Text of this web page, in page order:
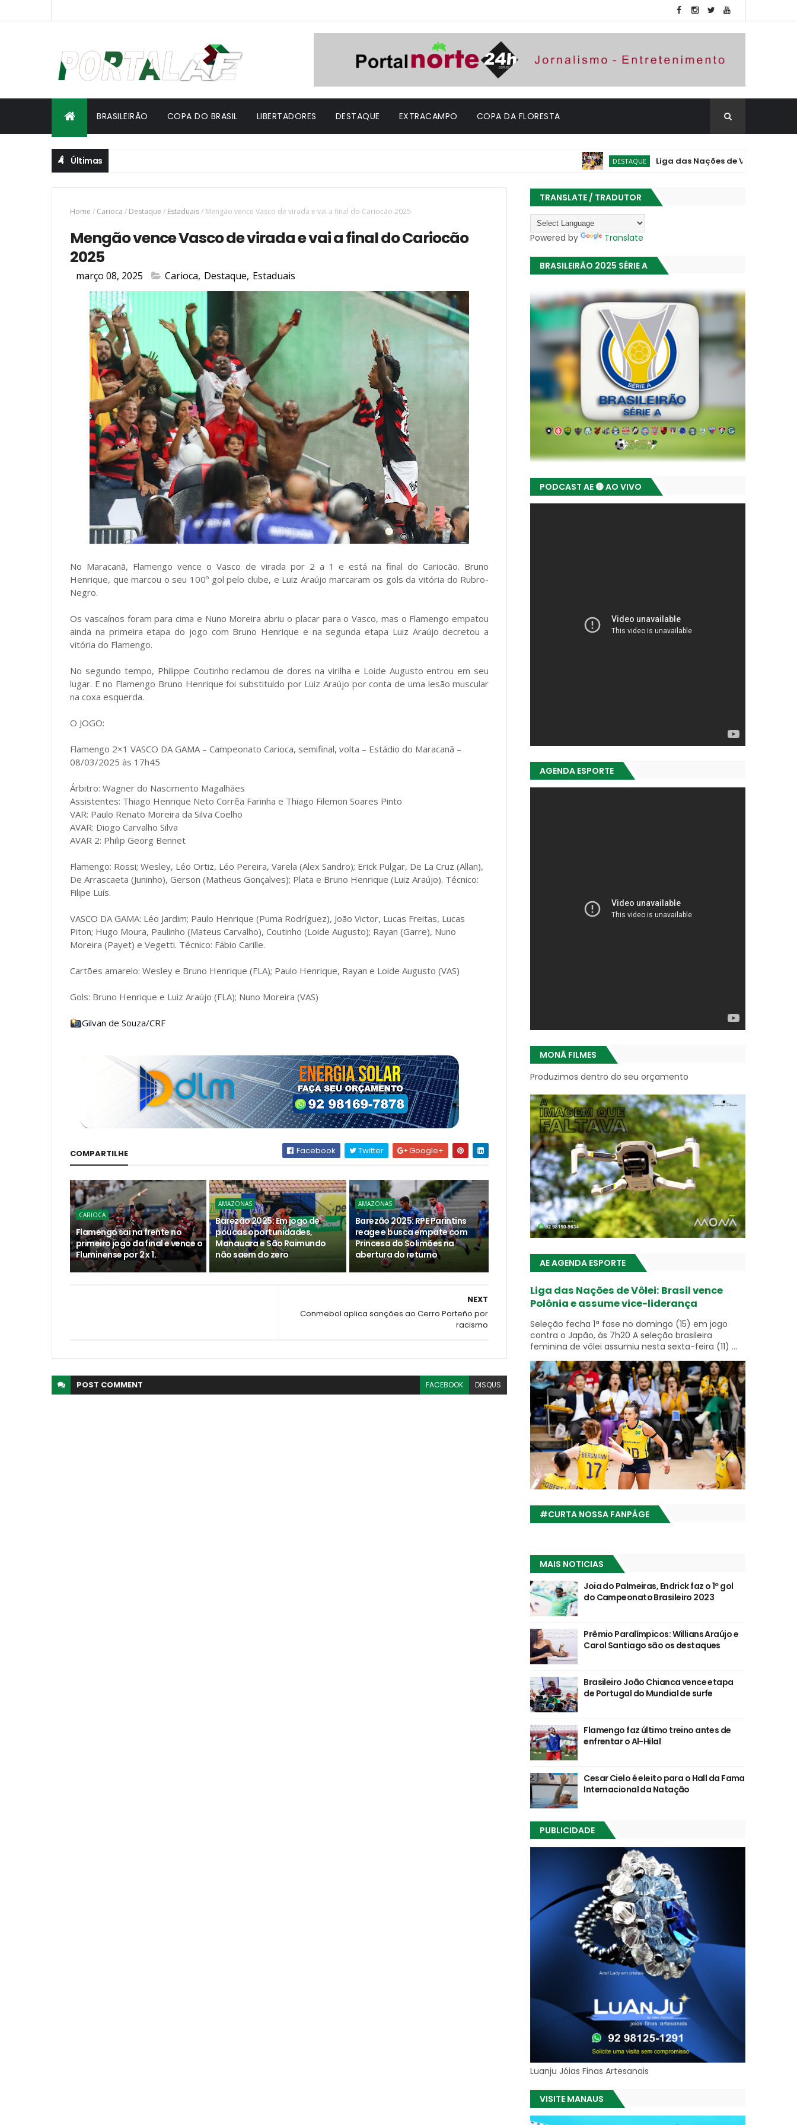
BRASILEIRÃO COPA DO BRASIL LIBERTADORES DESTAQUE EXTRACAMPO COPA DA FLORESTA
Últimas DESTAQUE Liga das Nações de Vôlei: Brasil vence
Home / Carioca / Destaque / Estaduais/ Mengão vence Vasco de virada e vai a final do Cariocão 2025
Mengão vence Vasco de virada e vai a final do Cariocão
2025
março 08, 2025 Carioca, Destaque, Estaduais
No Maracanã, Flamengo vence o Vasco de virada por 2 a 1 e está na final do Cariocão. Bruno
Henrique, que marcou o seu 100º gol pelo clube, e Luiz Araújo marcaram os gols da vitória do Rubro-
Negro.
Os vascaínos foram para cima e Nuno Moreira abriu o placar para o Vasco, mas o Flamengo empatou
ainda na primeira etapa do jogo com Bruno Henrique e na segunda etapa Luiz Araújo decretou a
vitória do Flamengo.
No segundo tempo, Philippe Coutinho reclamou de dores na virilha e Loide Augusto entrou em seu
lugar. E no Flamengo Bruno Henrique foi substituído por Luiz Araújo por conta de uma lesão muscular
na coxa esquerda.
O JOGO:
Flamengo 2×1 VASCO DA GAMA – Campeonato Carioca, semifinal, volta – Estádio do Maracanã –
08/03/2025 às 17h45
Árbitro: Wagner do Nascimento Magalhães
Assistentes: Thiago Henrique Neto Corrêa Farinha e Thiago Filemon Soares Pinto
VAR: Paulo Renato Moreira da Silva Coelho
AVAR: Diogo Carvalho Silva
AVAR 2: Philip Georg Bennet
Flamengo: Rossi; Wesley, Léo Ortiz, Léo Pereira, Varela (Alex Sandro); Erick Pulgar, De La Cruz (Allan),
De Arrascaeta (Juninho), Gerson (Matheus Gonçalves); Plata e Bruno Henrique (Luiz Araújo). Técnico:
Filipe Luís.
VASCO DA GAMA: Léo Jardim; Paulo Henrique (Puma Rodríguez), João Victor, Lucas Freitas, Lucas
Piton; Hugo Moura, Paulinho (Mateus Carvalho), Coutinho (Loide Augusto); Rayan (Garre), Nuno
Moreira (Payet) e Vegetti. Técnico: Fábio Carille.
Cartões amarelo: Wesley e Bruno Henrique (FLA); Paulo Henrique, Rayan e Loide Augusto (VAS)
Gols: Bruno Henrique e Luiz Araújo (FLA); Nuno Moreira (VAS)
Gilvan de Souza/CRF
COMPARTILHE Facebook Twitter Google+
CARIOCA
Flamengo sai na frente no
primeiro jogo da final e vence o
Fluminense por 2 x 1.
AMAZONAS
Barezão 2025: Em jogo de
poucas oportunidades,
Manauara e São Raimundo
não saem do zero
AMAZONAS
Barezão 2025: RPE Parintins
reage e busca empate com
Princesa do Solimões na
abertura do returno
NEXT
Conmebol aplica sanções ao Cerro Porteño por
racismo
POST COMMENT FACEBOOK DISQUS
TRANSLATE / TRADUTOR
Powered by Translate
BRASILEIRÃO 2025 SÉRIE A
PODCAST AE 🔴 AO VIVO
AGENDA ESPORTE
MONÃ FILMES
Produzimos dentro do seu orçamento
AE AGENDA ESPORTE
Liga das Nações de Vôlei: Brasil vence
Polônia e assume vice-liderança
Seleção fecha 1ª fase no domingo (15) em jogo
contra o Japão, às 7h20 A seleção brasileira
feminina de vôlei assumiu nesta sexta-feira (11) ...
#CURTA NOSSA FANPÁGE
MAIS NOTICIAS
Joia do Palmeiras, Endrick faz o 1º gol
do Campeonato Brasileiro 2023
Prêmio Paralímpicos: Willians Araújo e
Carol Santiago são os destaques
Brasileiro João Chianca vence etapa
de Portugal do Mundial de surfe
Flamengo faz último treino antes de
enfrentar o Al-Hilal
Cesar Cielo é eleito para o Hall da Fama
Internacional da Natação
PUBLICIDADE
Luanju Jóias Finas Artesanais
VISITE MANAUS